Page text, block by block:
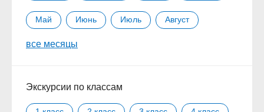
Май Июнь Июль Август
Сентябрь
все месяцы
Экскурсии по классам